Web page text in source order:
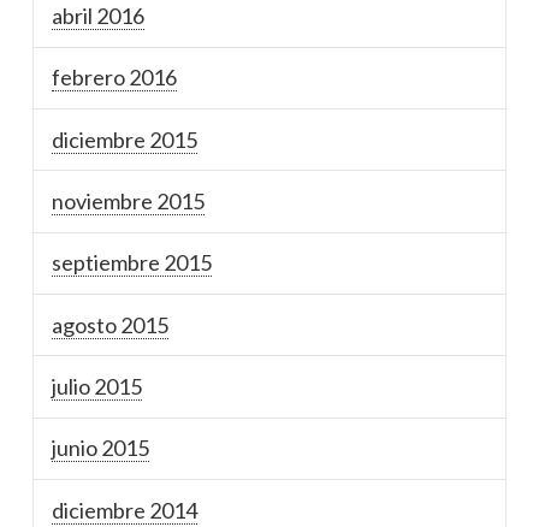
abril 2016
febrero 2016
diciembre 2015
noviembre 2015
septiembre 2015
agosto 2015
julio 2015
junio 2015
diciembre 2014